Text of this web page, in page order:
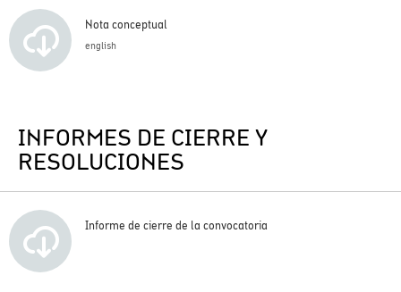
Nota conceptual
english
INFORMES DE CIERRE Y
RESOLUCIONES
Informe de cierre de la convocatoria